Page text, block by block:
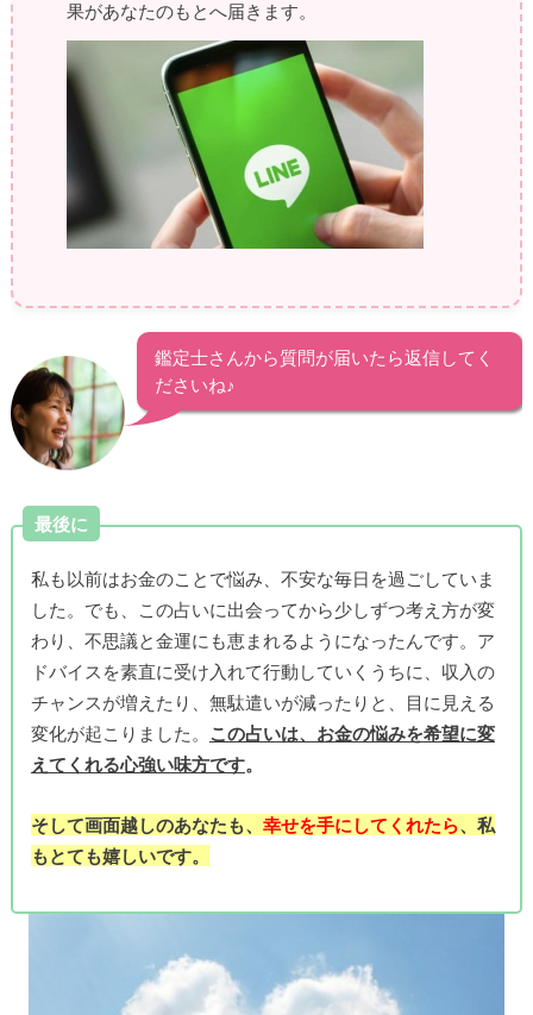
果があなたのもとへ届きます。
鑑定士さんから質問が届いたら返信してく
ださいね♪
最後に
私も以前はお金のことで悩み、不安な毎日を過ごしていま
した。でも、この占いに出会ってから少しずつ考え方が変
わり、不思議と金運にも恵まれるようになったんです。ア
ドバイスを素直に受け入れて行動していくうちに、収入の
チャンスが増えたり、無駄遣いが減ったりと、目に見える
変化が起こりました。 この占いは、お金の悩みを希望に変
えてくれる心強い味方です。
そして画面越しのあなたも、 幸せを手にしてくれたら、私
もとても嬉しいです。